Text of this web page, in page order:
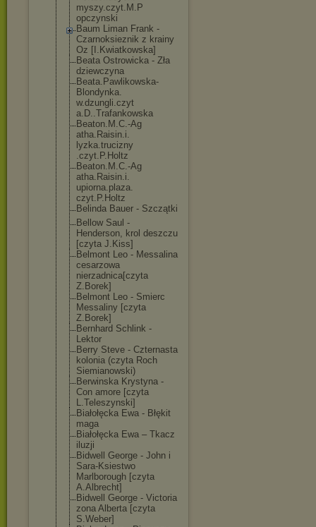
myszy.czyt.M.P
opczynski
Baum Liman Frank -
Czarnoksieznik z krainy
Oz [I.Kwiatkowska]
Beata Ostrowicka - Zła
dziewczyna
Beata.Pawlikowska-
Blondynka.
w.dzungli.czyt
a.D..Trafankowska
Beaton.M.C.-Ag
atha.Raisin.i.
lyzka.trucizny
.czyt.P.Holtz
Beaton.M.C.-Ag
atha.Raisin.i.
upiorna.plaza.
czyt.P.Holtz
Belinda Bauer - Szczątki
Bellow Saul -
Henderson, krol deszczu
[czyta J.Kiss]
Belmont Leo - Messalina
cesarzowa
nierzadnica[czyta
Z.Borek]
Belmont Leo - Smierc
Messaliny [czyta
Z.Borek]
Bernhard Schlink -
Lektor
Berry Steve - Czternasta
kolonia (czyta Roch
Siemianowski)
Berwinska Krystyna -
Con amore [czyta
L.Teleszynski]
Białołęcka Ewa - Błękit
maga
Białołęcka Ewa – Tkacz
iluzji
Bidwell George - John i
Sara-Ksiestwo
Marlborough [czyta
A.Albrecht]
Bidwell George - Victoria
zona Alberta [czyta
S.Weber]